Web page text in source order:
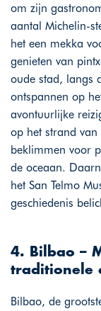
om zijn
aantal Michelin-
het een mekka
genieten van
oude stad, langs
ontspannen op
avontuurlijke
op het strand
beklimmen voor
de oceaan.
het San Telmo
geschiedenis
4. Bilbao –
traditionele
Bilbao, de